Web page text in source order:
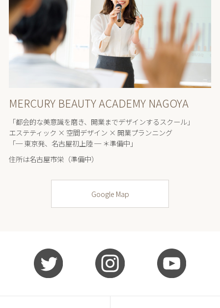
MERCURY BEAUTY ACADEMY NAGOYA
「都会的な美意識を磨き、開業までデザインするスクール」
エステティック × 空間デザイン × 開業プランニング
「─ 東京発、名古屋初上陸 ─ ＊準備中」
住所は名古屋市栄（準備中）
Google Map